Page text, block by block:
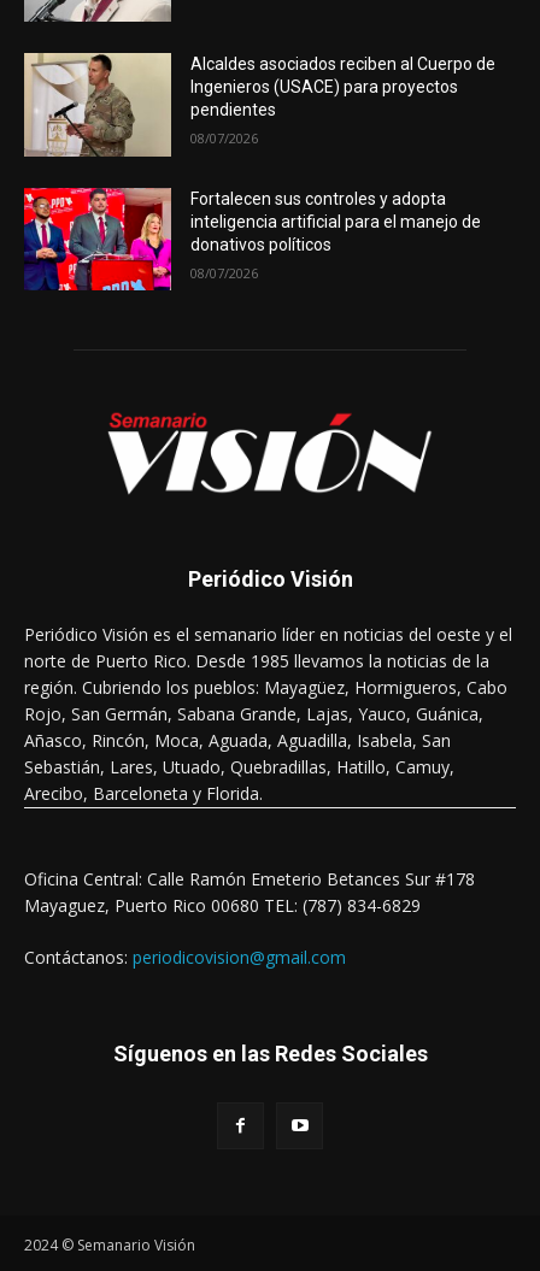
Alcaldes asociados reciben al Cuerpo de
Ingenieros (USACE) para proyectos
pendientes
08/07/2026
Fortalecen sus controles y adopta
inteligencia artificial para el manejo de
donativos políticos
08/07/2026
Periódico Visión
Periódico Visión es el semanario líder en noticias del oeste y el
norte de Puerto Rico. Desde 1985 llevamos la noticias de la
región. Cubriendo los pueblos: Mayagüez, Hormigueros, Cabo
Rojo, San Germán, Sabana Grande, Lajas, Yauco, Guánica,
Añasco, Rincón, Moca, Aguada, Aguadilla, Isabela, San
Sebastián, Lares, Utuado, Quebradillas, Hatillo, Camuy,
Arecibo, Barceloneta y Florida.
Oficina Central: Calle Ramón Emeterio Betances Sur #178
Mayaguez, Puerto Rico 00680 TEL: (787) 834-6829
Contáctanos: periodicovision@gmail.com
Síguenos en las Redes Sociales
2024 © Semanario Visión